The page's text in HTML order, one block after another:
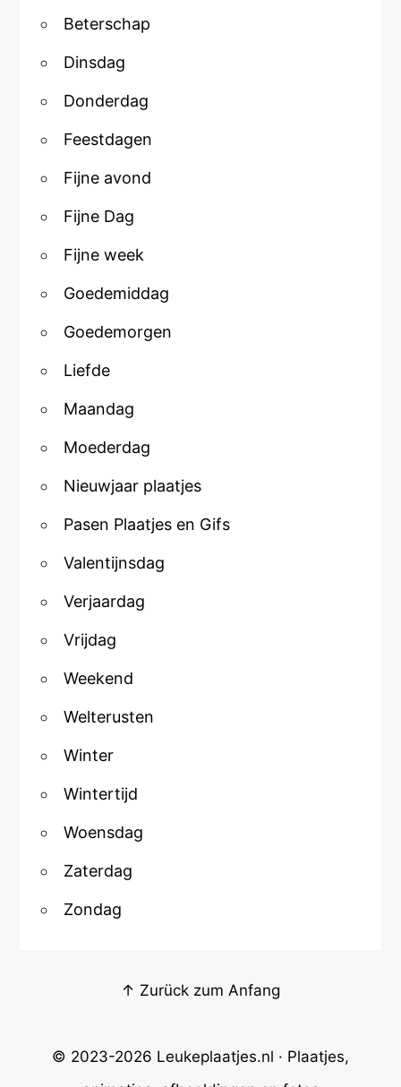
Beterschap
Dinsdag
Donderdag
Feestdagen
Fijne avond
Fijne Dag
Fijne week
Goedemiddag
Goedemorgen
Liefde
Maandag
Moederdag
Nieuwjaar plaatjes
Pasen Plaatjes en Gifs
Valentijnsdag
Verjaardag
Vrijdag
Weekend
Welterusten
Winter
Wintertijd
Woensdag
Zaterdag
Zondag
↑ Zurück zum Anfang
© 2023-2026 Leukeplaatjes.nl · Plaatjes,